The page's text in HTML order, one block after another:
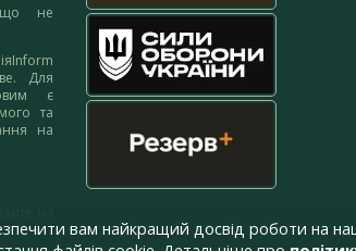
не
Для
є
та
на
вам найкращий досвід роботи на